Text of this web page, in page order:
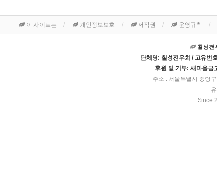
이 사이트는 개인정보보호 저작권 운영규칙
칠성전
단체명: 칠성전우회 / 고유번
후원 및 기부: 새마을금
주소 : 서울특별시 중랑
Since